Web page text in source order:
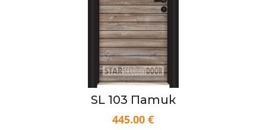
SL 103 Патик
445.00 €